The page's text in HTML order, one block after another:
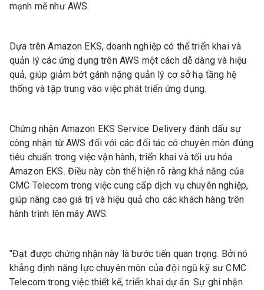
mạnh mẽ như AWS.
Dựa trên Amazon EKS, doanh nghiệp có thể triển khai và
quản lý các ứng dụng trên AWS một cách dễ dàng và hiệu
quả, giúp giảm bớt gánh nặng quản lý cơ sở hạ tầng hệ
thống và tập trung vào việc phát triển ứng dụng.
Chứng nhận Amazon EKS Service Delivery đánh dấu sự
công nhận từ AWS đối với các đối tác có chuyên môn đúng
tiêu chuẩn trong việc vận hành, triển khai và tối ưu hóa
Amazon EKS. Điều này còn thể hiện rõ ràng khả năng của
CMC Telecom trong việc cung cấp dịch vụ chuyên nghiệp,
giúp nâng cao giá trị và hiệu quả cho các khách hàng trên
hành trình lên mây AWS.
"Đạt được chứng nhận này là bước tiến quan trọng. Bởi nó
khẳng định năng lực chuyên môn của đội ngũ kỹ sư CMC
Telecom trong việc thiết kế, triển khai dự án. Sự ghi nhận